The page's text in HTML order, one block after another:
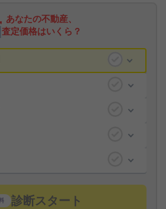
あなたの不動産、
査定価格はいくら？
診断スタート